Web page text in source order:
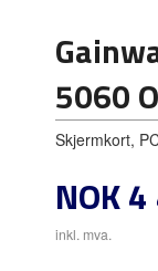
5060
Skjermkort,
Pris
NOK
inkl. mva.